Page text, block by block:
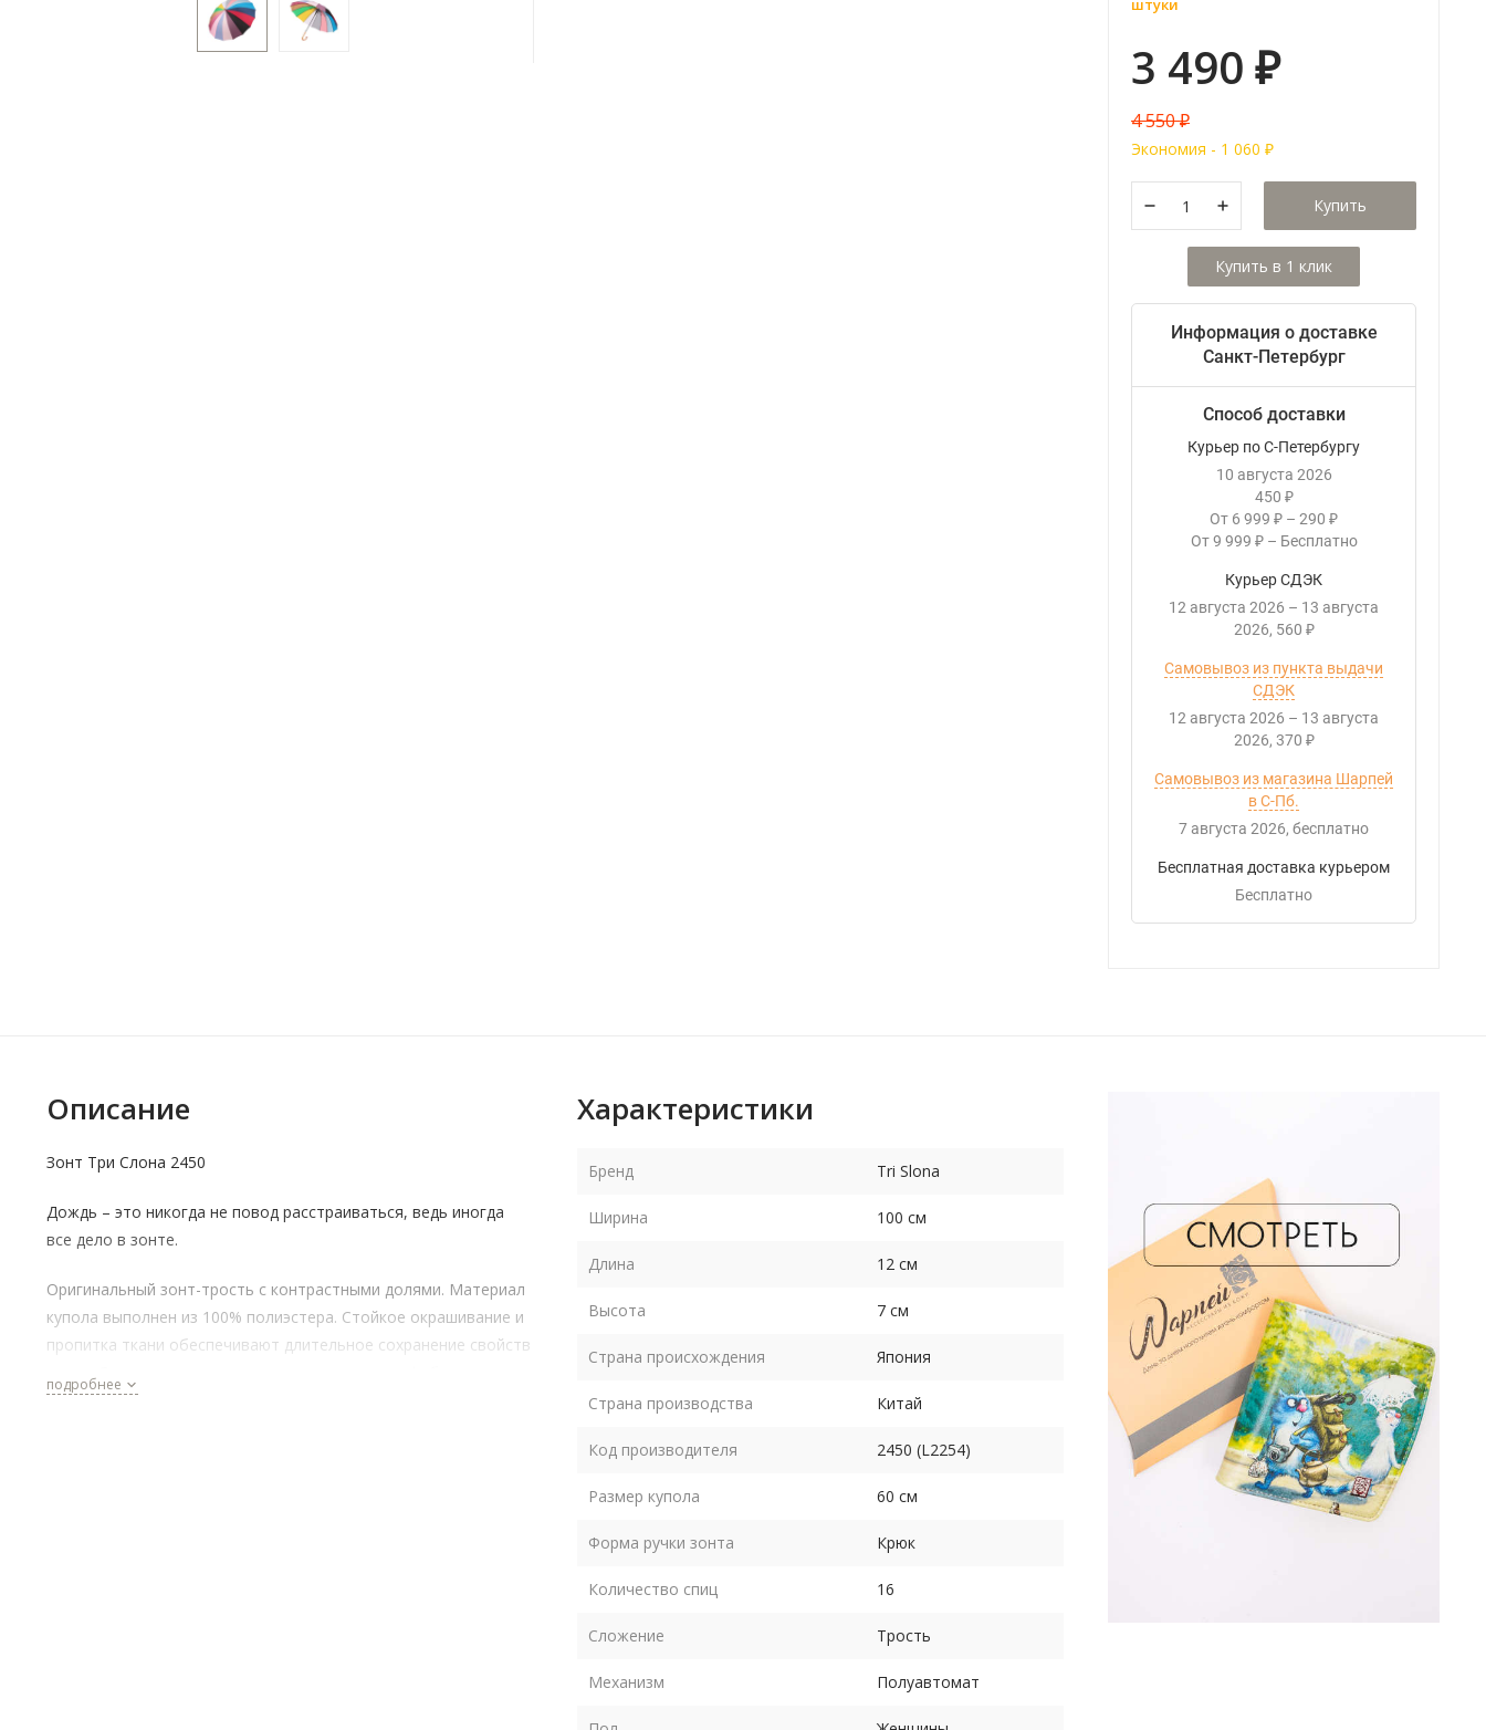
штуки
3 490 ₽
4 550₽
Экономия - 1 060 ₽
Купить
Информация о доставке
Санкт-Петербург
Способ доставки
Курьер по С-Петербургу
10 августа 2026
450 ₽
От 6 999 ₽ – 290 ₽
От 9 999 ₽ – Бесплатно
Курьер СДЭК
12 августа 2026 – 13 августа
2026 560 ₽
Самовывоз из пункта выдачи
СДЭК
12 августа 2026 – 13 августа
2026 370 ₽
Самовывоз из магазина Шарпей
в С-Пб.
7 августа 2026
Бесплатно
Бесплатная доставка курьером
Бесплатно
Описание
Зонт Три Слона 2450
Дождь – это никогда не повод расстраиваться, ведь иногда
все дело в зонте.
Оригинальный зонт-трость с контрастными долями. Материал
купола выполнен из 100% полиэстера. Стойкое окрашивание и
пропитка ткани обеспечивают длительное сохранение свойств
зонта. Спицы купола и стержень выполнены из фибрегласса.
подробнее
Характеристики
Бренд Tri Slona
Ширина 100 см
Длина 12 см
Высота 7 см
Страна происхождения Япония
Страна производства Китай
Код производителя 2450 (L2254)
Размер купола 60 см
Форма ручки зонта Крюк
Количество спиц 16
Сложение Трость
Механизм Полуавтомат